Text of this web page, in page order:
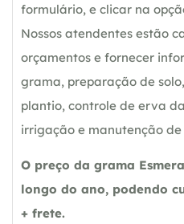
formulário, e clicar na
Nossos atendentes estão
orçamentos e fornecer
grama, preparação de
plantio, controle de erva
irrigação e manutenção
O preço da grama
longo do ano, podendo
+ frete.